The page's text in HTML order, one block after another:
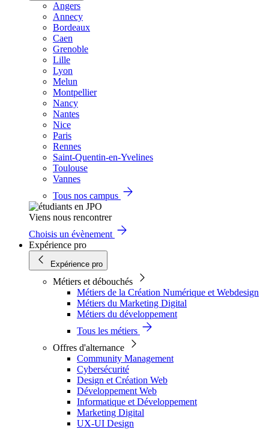
Angers
Annecy
Bordeaux
Caen
Grenoble
Lille
Lyon
Melun
Montpellier
Nancy
Nantes
Nice
Paris
Rennes
Saint-Quentin-en-Yvelines
Toulouse
Vannes
Tous nos campus
Viens nous rencontrer
Choisis un évènement
Expérience pro
Expérience pro
Métiers et débouchés
Métiers de la Création Numérique et Webdesign
Métiers du Marketing Digital
Métiers du développement
Tous les métiers
Offres d'alternance
Community Management
Cybersécurité
Design et Création Web
Développement Web
Informatique et Développement
Marketing Digital
UX-UI Design